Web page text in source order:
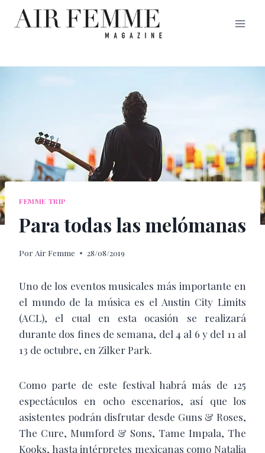
Saltar
FEMME TRIP
Para todas las melómanas
Por Air Femme 28/08/2019
Uno de los eventos musicales más importante en
el mundo de la música es el Austin City Limits
(ACL), el cual en esta ocasión se realizará
durante dos fines de semana, del 4 al 6 y del 11 al
13 de octubre, en Zilker Park.
Como parte de este festival habrá más de 125
espectáculos en ocho escenarios, así que los
asistentes podrán disfrutar desde Guns & Roses,
The Cure, Mumford & Sons, Tame Impala, The
Kooks, hasta intérpretes mexicanas como Natalia